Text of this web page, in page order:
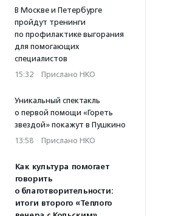
В Москве и Петербурге
пройдут тренинги
по профилактике выгорания
для помогающих
специалистов
15:32 · Прислано НКО
Уникальный спектакль
о первой помощи «Гореть
звездой» покажут в Пушкино
13:58 · Прислано НКО
Как культура помогает
говорить
о благотворительности:
итоги второго «Теплого